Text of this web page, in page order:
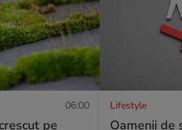
06:00
pe
Lifestyle
Oamenii de